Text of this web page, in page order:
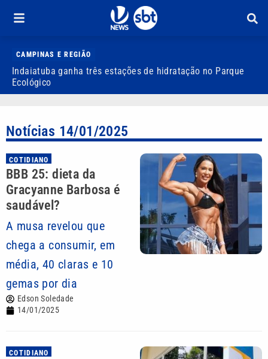
CAMPINAS E REGIÃO
Indaiatuba ganha três estações de hidratação no Parque
Ecológico
Notícias 14/01/2025
COTIDIANO
BBB 25: dieta da
Gracyanne Barbosa é
saudável?
A musa revelou que
chega a consumir, em
média, 40 claras e 10
gemas por dia
Edson Soledade
14/01/2025
COTIDIANO